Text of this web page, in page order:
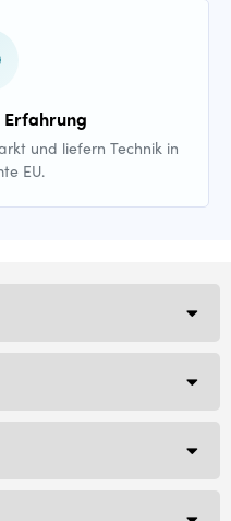
Erfahrung
und liefern Technik in
EU.